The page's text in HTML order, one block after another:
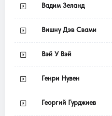
Вадим Зеланд
Вишну Дэв Свами
Вэй У Вэй
Генри Нувен
Георгий Гурджиев